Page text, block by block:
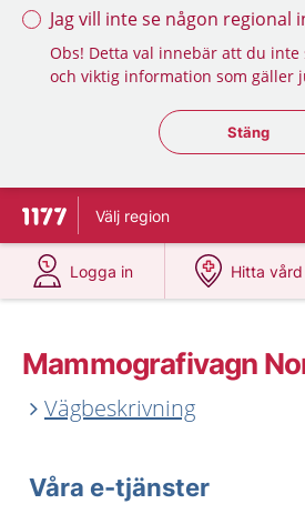
Jag vill inte se någon regional
Obs! Detta val innebär att du
och viktig information som gäller
Stäng
Stäng
Till startsidan för 1177
Välj region
Logga in
på 1177.se
Hitta vård
på
Mammografivagn
Vägbeskrivning
Våra e-tjänster